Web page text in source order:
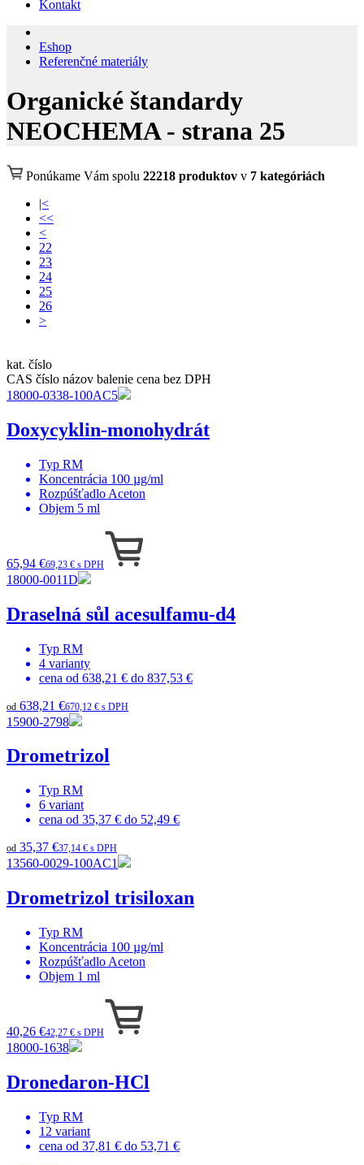
Kontakt
Eshop
Referenčné materiály
Organické štandardy
NEOCHEMA - strana 25
Ponúkame Vám spolu 22218 produktov v 7 kategóriách
|<
<<
<
22
23
24
25
26
>
kat. číslo
CAS číslo názov balenie cena bez DPH
18000-0338-100AC5
Doxycyklin-monohydrát
Typ RM
Koncentrácia 100 µg/ml
Rozpúšťadlo Aceton
Objem 5 ml
65,94 €69,23 € s DPH
18000-0011D
Draselná sůl acesulfamu-d4
Typ RM
4 varianty
cena od 638,21 € do 837,53 €
od 638,21 €670,12 € s DPH
15900-2798
Drometrizol
Typ RM
6 variant
cena od 35,37 € do 52,49 €
od 35,37 €37,14 € s DPH
13560-0029-100AC1
Drometrizol trisiloxan
Typ RM
Koncentrácia 100 µg/ml
Rozpúšťadlo Aceton
Objem 1 ml
40,26 €42,27 € s DPH
18000-1638
Dronedaron-HCl
Typ RM
12 variant
cena od 37,81 € do 53,71 €